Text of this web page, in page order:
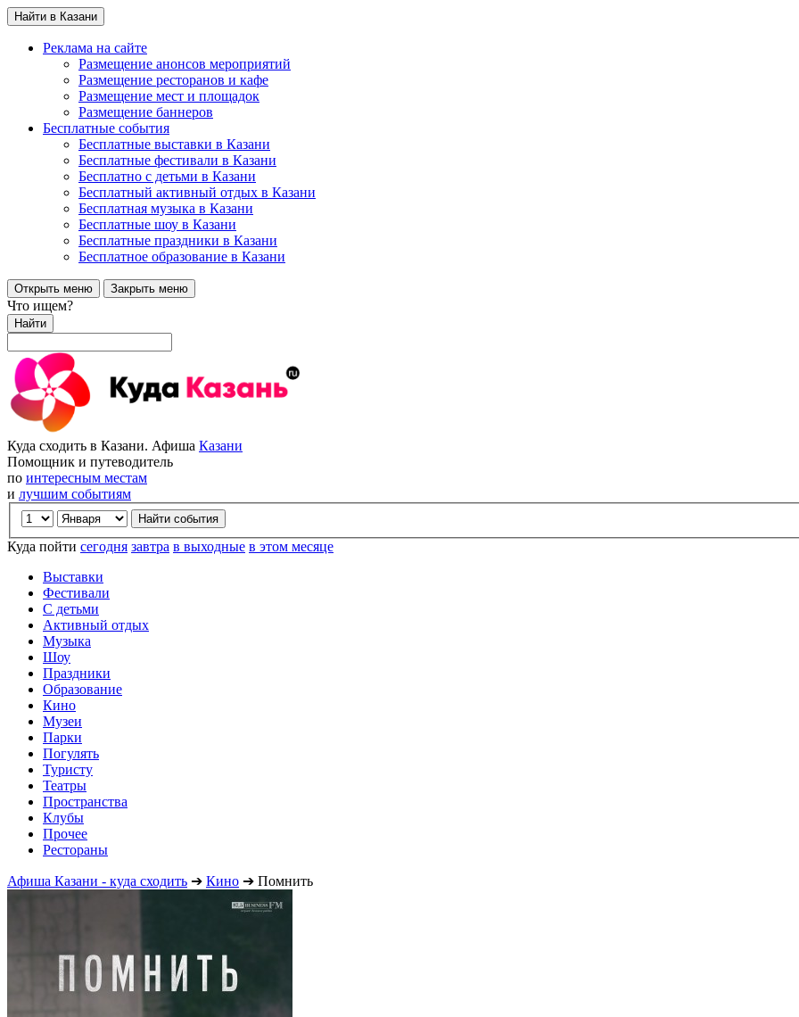
Найти в Казани
Реклама на сайте
Размещение анонсов мероприятий
Размещение ресторанов и кафе
Размещение мест и площадок
Размещение баннеров
Бесплатные события
Бесплатные выставки в Казани
Бесплатные фестивали в Казани
Бесплатно с детьми в Казани
Бесплатный активный отдых в Казани
Бесплатная музыка в Казани
Бесплатные шоу в Казани
Бесплатные праздники в Казани
Бесплатное образование в Казани
Открыть меню Закрыть меню
Что ищем?
Найти
Куда сходить в Казани. Афиша Казани
Помощник и путеводитель
по интересным местам
и лучшим событиям
Куда пойти сегодня завтра в выходные в этом месяце
Выставки
Фестивали
С детьми
Активный отдых
Музыка
Шоу
Праздники
Образование
Кино
Музеи
Парки
Погулять
Туристу
Театры
Пространства
Клубы
Прочее
Рестораны
Афиша Казани - куда сходить ➔ Кино ➔ Помнить